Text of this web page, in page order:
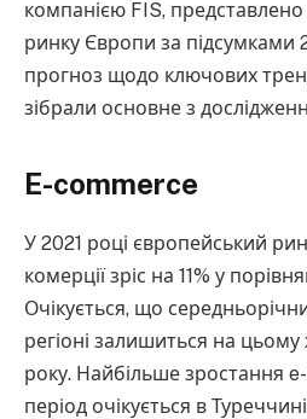
компанією FIS, представлено
ринку Європи за підсумками
прогноз щодо ключових
зібрали основне з
E-commerce
У 2021 році європейський
комерції зріс на 11% у
Очікується, що
регіоні залишиться на цьому
року. Найбільше зростання
період очікується в Туреччині